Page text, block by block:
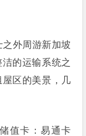
外周游新加坡
的运输系统之
区的美景，几
值卡：易通卡